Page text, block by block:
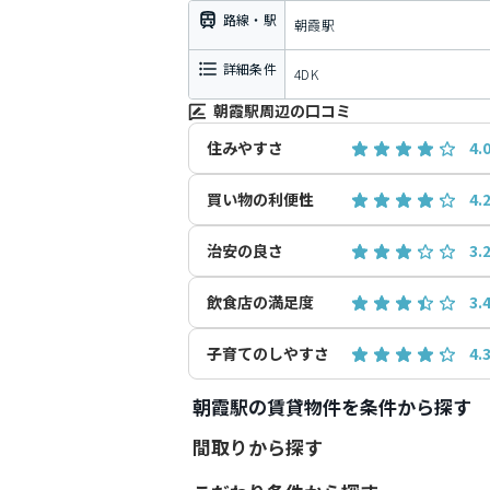
路線・駅 朝霞駅
詳細条件 4DK
朝霞駅周辺の口コミ
住みやすさ
買い物の利便性
治安の良さ
飲食店の満足度
子育てのしやすさ 4.3
朝霞駅の賃貸物件を条件から探す
間取りから探す